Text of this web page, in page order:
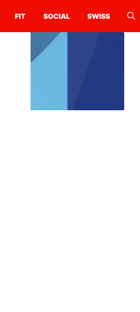
FIT SOCIAL SWISS